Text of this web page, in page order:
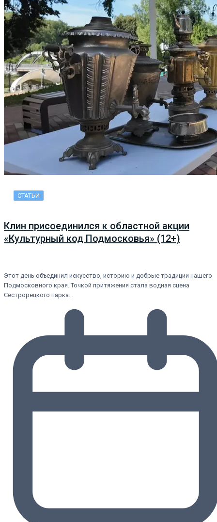
СТАТЬИ
Клин присоединился к областной акции
«Культурный код Подмосковья» (12+)
Этот день объединил искусство, историю и добрые традиции нашего
Подмосковного края. Точкой притяжения стала водная сцена
Сестрорецкого парка…